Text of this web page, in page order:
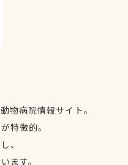
物病院情報サイト。
特徴的。
、
ます。